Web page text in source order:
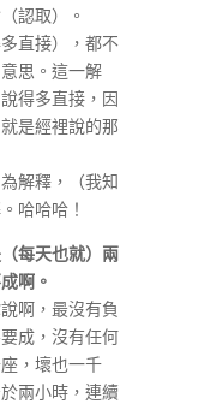
認取）。
直接），都不
思。這一解
得多直接，因
是經裡說的那
解釋，（我知
哈哈哈！
每天也就）兩
啊。
啊，最沒有負
成，沒有任何
，壞也一千
兩小時，連續